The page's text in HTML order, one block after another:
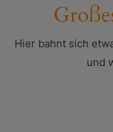
Hier bahnt sich
und